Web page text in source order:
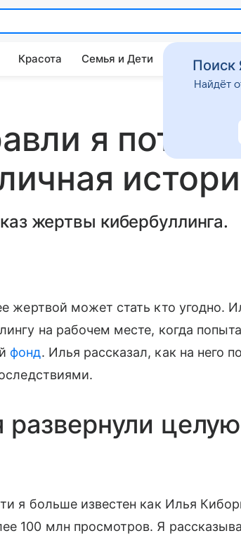
Красота Семья и Дети Дом
я
жертвы кибербуллинга.
жертвой может стать кто угодно.
на рабочем месте, когда
фонд. Илья рассказал, как на него
я больше известен как Илья
100 млн просмотров. Я
Поиск
Найдёт